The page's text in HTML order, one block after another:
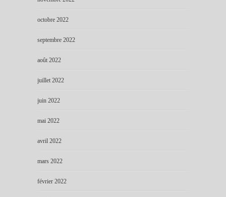
octobre 2022
septembre 2022
août 2022
juillet 2022
juin 2022
mai 2022
avril 2022
mars 2022
février 2022